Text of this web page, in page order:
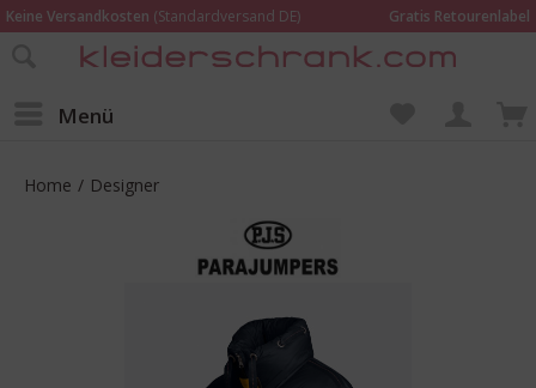
Keine Versandkosten (Standardversand DE)
Gratis Retourenlabel
Online bestellen – im Geschäft in Kempen anprobieren und beraten lassen
Menü
Home / Designer